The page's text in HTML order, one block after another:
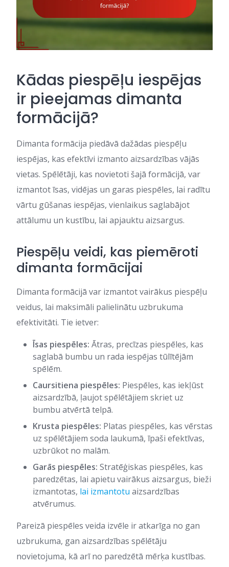
Kādas piespēļu iespējas
ir pieejamas dimanta
formācijā?
Dimanta formācija piedāvā dažādas piespēļu
iespējas, kas efektīvi izmanto aizsardzības vājās
vietas. Spēlētāji, kas novietoti šajā formācijā, var
izmantot īsas, vidējas un garas piespēles, lai radītu
vārtu gūšanas iespējas, vienlaikus saglabājot
attālumu un kustību, lai apjauktu aizsargus.
Piespēļu veidi, kas piemēroti
dimanta formācijai
Dimanta formācijā var izmantot vairākus piespēļu
veidus, lai maksimāli palielinātu uzbrukuma
efektivitāti. Tie ietver:
Īsas piespēles: Ātras, precīzas piespēles, kas
saglabā bumbu un rada iespējas tūlītējām
spēlēm.
Caursitiena piespēles: Piespēles, kas iekļūst
aizsardzībā, ļaujot spēlētājiem skriet uz
bumbu atvērtā telpā.
Krusta piespēles: Platas piespēles, kas vērstas
uz spēlētājiem soda laukumā, īpaši efektīvas,
uzbrūkot no malām.
Garās piespēles: Stratēģiskas piespēles, kas
paredzētas, lai apietu vairākus aizsargus, bieži
izmantotas, lai izmantotu aizsardzības
atvērumus.
Pareizā piespēles veida izvēle ir atkarīga no gan
uzbrukuma, gan aizsardzības spēlētāju
novietojuma, kā arī no paredzētā mērķa kustības.